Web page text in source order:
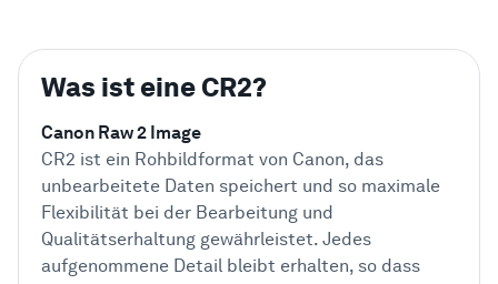
Was ist eine CR2?
Canon Raw 2 Image
CR2 ist ein Rohbildformat von Canon, das
unbearbeitete Daten speichert und so maximale
Flexibilität bei der Bearbeitung und
Qualitätserhaltung gewährleistet. Jedes
aufgenommene Detail bleibt erhalten, so dass